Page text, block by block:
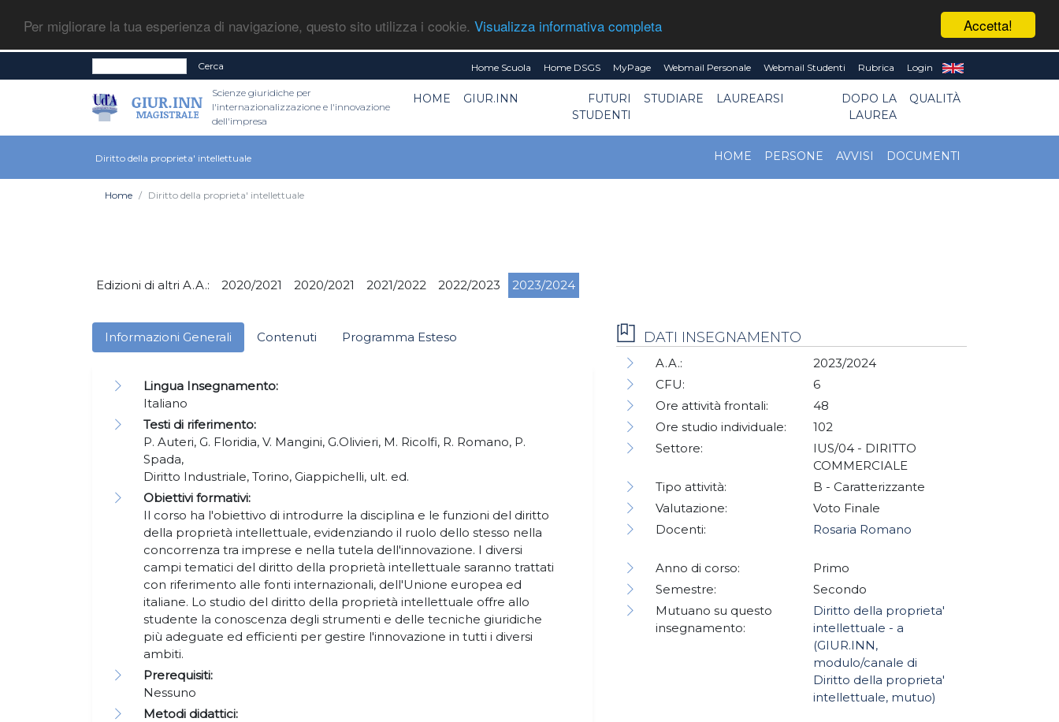
Accetta!
Per migliorare la tua esperienza di navigazione, questo sito utilizza i cookie. Visualizza informativa completa
Cerca Home Scuola Home DSGS MyPage Webmail Personale Webmail Studenti Rubrica Login
Scienze giuridiche per
l'internazionalizzazione e l'innovazione
dell'impresa
HOME GIUR.INN
FUTURI
STUDENTI
STUDIARE LAUREARSI
DOPO LA
LAUREA
QUALITÀ
Diritto della proprieta' intellettuale HOME PERSONE AVVISI DOCUMENTI
Home Diritto della proprieta' intellettuale
Edizioni di altri A.A.: 2020/2021 2020/2021 2021/2022 2022/2023 2023/2024
Informazioni Generali Contenuti Programma Esteso
Lingua Insegnamento:
Italiano
Testi di riferimento:
P. Auteri, G. Floridia, V. Mangini, G.Olivieri, M. Ricolfi, R. Romano, P.
Spada,
Diritto Industriale, Torino, Giappichelli, ult. ed.
Obiettivi formativi:
Il corso ha l'obiettivo di introdurre la disciplina e le funzioni del diritto
della proprietà intellettuale, evidenziando il ruolo dello stesso nella
concorrenza tra imprese e nella tutela dell'innovazione. I diversi
campi tematici del diritto della proprietà intellettuale saranno trattati
con riferimento alle fonti internazionali, dell'Unione europea ed
italiane. Lo studio del diritto della proprietà intellettuale offre allo
studente la conoscenza degli strumenti e delle tecniche giuridiche
più adeguate ed efficienti per gestire l'innovazione in tutti i diversi
ambiti.
Prerequisiti:
Nessuno
Metodi didattici:
DATI INSEGNAMENTO
A.A.:
2023/2024
CFU:
6
Ore attività frontali:
48
Ore studio individuale:
102
Settore:
IUS/04 - DIRITTO
COMMERCIALE
Tipo attività:
B - Caratterizzante
Valutazione:
Voto Finale
Docenti:
Rosaria Romano
Anno di corso:
Primo
Semestre:
Secondo
Mutuano su questo
insegnamento:
Diritto della proprieta'
intellettuale - a
(GIUR.INN,
modulo/canale di
Diritto della proprieta'
intellettuale, mutuo)